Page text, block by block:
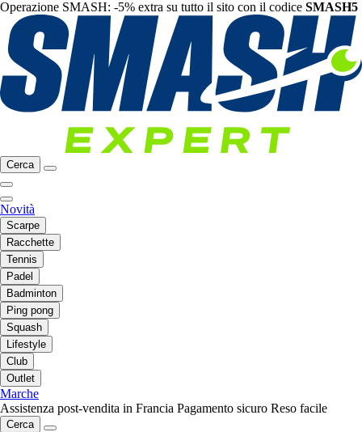
Operazione SMASH: -5% extra su tutto il sito con il codice SMASH5
Cerca
Novità
Scarpe
Racchette
Tennis
Padel
Badminton
Ping pong
Squash
Lifestyle
Club
Outlet
Marche
Assistenza post-vendita in Francia Pagamento sicuro Reso facile
Cerca